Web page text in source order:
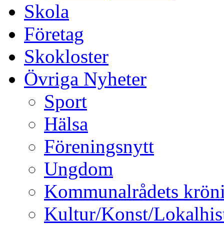
Skola
Företag
Skokloster
Övriga Nyheter
Sport
Hälsa
Föreningsnytt
Ungdom
Kommunalrådets
Kultur/Konst/